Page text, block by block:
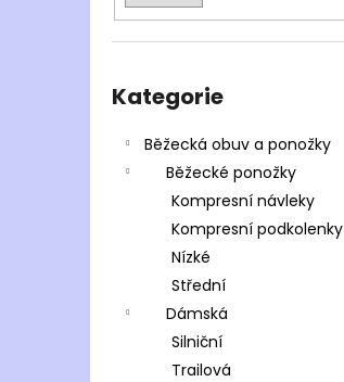
kategorie
Kategorie
Běžecká obuv a ponožky
Běžecké ponožky
Kompresní návleky
Kompresní podkolenky
Nízké
Střední
Dámská
Silniční
Trailová